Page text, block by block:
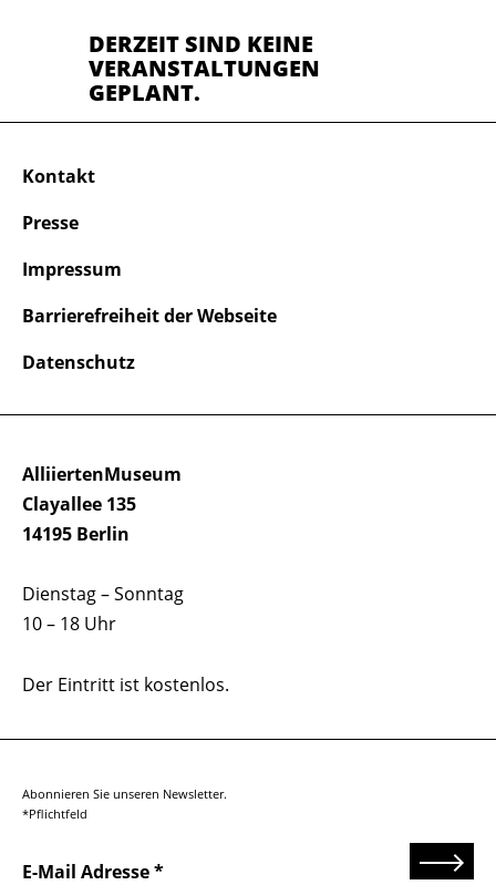
DERZEIT SIND KEINE
VERANSTALTUNGEN
GEPLANT.
AlliiertenMuseum
Clayallee 135
14195 Berlin
Dienstag – Sonntag
10 – 18 Uhr
Der Eintritt ist kostenlos.
Kontakt
Presse
Impressum
Barrierefreiheit der Webseite
Datenschutz
Abonnieren Sie unseren Newsletter.
*Pflichtfeld
E-Mail Adresse Senden